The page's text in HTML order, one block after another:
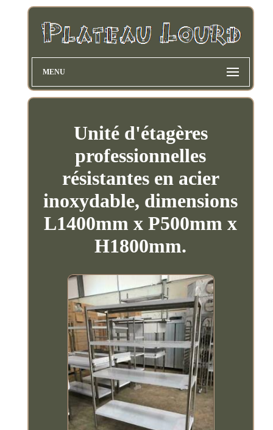
MENU
Unité d'étagères
professionnelles
résistantes en acier
inoxydable, dimensions
L1400mm x P500mm x
H1800mm.